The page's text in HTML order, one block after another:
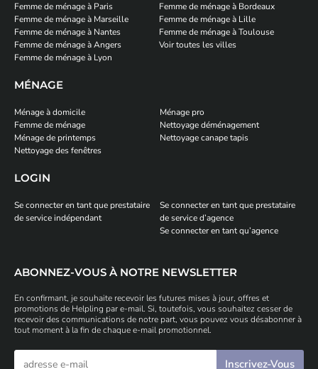
Femme de ménage à Paris
Femme de ménage à Marseille
Femme de ménage à Nantes
Femme de ménage à Angers
Femme de ménage à Lyon
Femme de ménage à Bordeaux
Femme de ménage à Lille
Femme de ménage à Toulouse
Voir toutes les villes
MÉNAGE
Ménage à domicile
Femme de ménage
Ménage de printemps
Nettoyage des fenêtres
Ménage pro
Nettoyage déménagement
Nettoyage canape tapis
LOGIN
Se connecter en tant que prestataire
de service indépendant
Se connecter en tant que prestataire
de service d’agence
Se connecter en tant qu’agence
ABONNEZ-VOUS À NOTRE NEWSLETTER
En confirmant, je souhaite recevoir les futures mises à jour, offres et
promotions de Helpling par e-mail. Si, toutefois, vous souhaitez cesser de
recevoir des communications de notre part, vous pouvez vous désabonner à
tout moment à la fin de chaque e-mail promotionnel.